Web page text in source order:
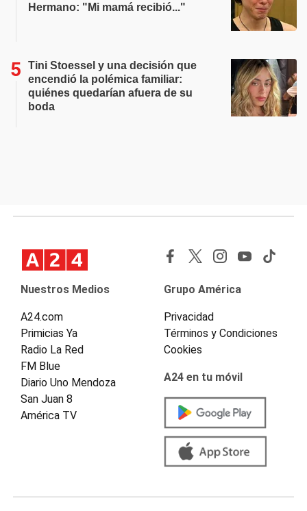
Hermano: "Mi mamá recibió..."
Tini Stoessel y una decisión que
encendió la polémica familiar:
quiénes quedarían afuera de su
boda
Nuestros Medios
A24.com
Primicias Ya
Radio La Red
FM Blue
Diario Uno Mendoza
San Juan 8
América TV
Grupo América
Privacidad
Términos y Condiciones
Cookies
A24 en tu móvil